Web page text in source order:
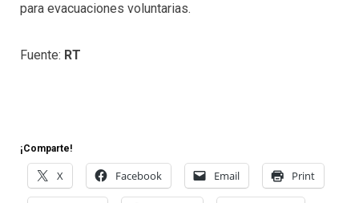
para evacuaciones voluntarias.
Fuente: RT
¡Comparte!
X Facebook Email Print